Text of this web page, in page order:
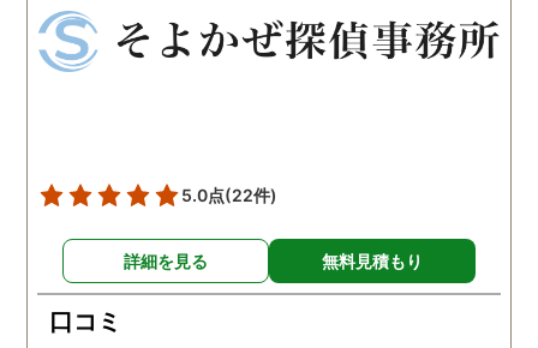
5.0点(22件)
詳細を見る 無料見積もり
口コミ